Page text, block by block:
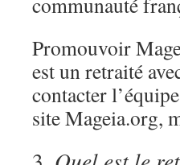
Promouvoir
est un retraité
contacter
site Mageia.org,